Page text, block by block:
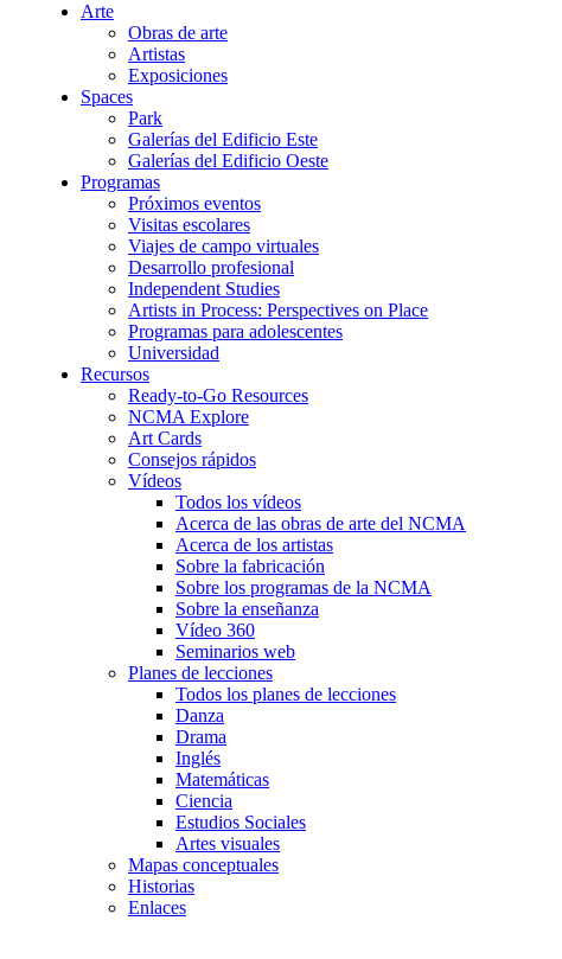
Arte
Obras de arte
Artistas
Exposiciones
Spaces
Park
Galerías del Edificio Este
Galerías del Edificio Oeste
Programas
Próximos eventos
Visitas escolares
Viajes de campo virtuales
Desarrollo profesional
Independent Studies
Artists in Process: Perspectives on Place
Programas para adolescentes
Universidad
Recursos
Ready-to-Go Resources
NCMA Explore
Art Cards
Consejos rápidos
Vídeos
Todos los vídeos
Acerca de las obras de arte del NCMA
Acerca de los artistas
Sobre la fabricación
Sobre los programas de la NCMA
Sobre la enseñanza
Vídeo 360
Seminarios web
Planes de lecciones
Todos los planes de lecciones
Danza
Drama
Inglés
Matemáticas
Ciencia
Estudios Sociales
Artes visuales
Mapas conceptuales
Historias
Enlaces